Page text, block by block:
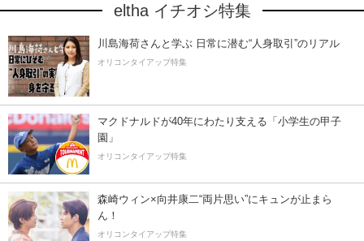
eltha イチオシ特集
川島海荷さんと学ぶ 日常に潜む“人身取引”のリアル
オリコンタイアップ特集
マクドナルドが40年にわたり支える「小学生の甲子
園」
オリコンタイアップ特集
森崎ウィン×向井康二“両片思い”にキュンが止まら
ん！
オリコンタイアップ特集